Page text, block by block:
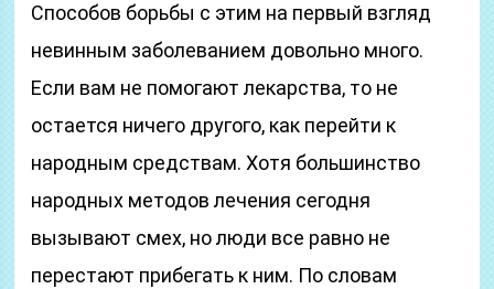
Способов борьбы с этим на первый взгляд
невинным заболеванием довольно много.
Если вам не помогают лекарства, то не
остается ничего другого, как перейти к
народным средствам. Хотя большинство
народных методов лечения сегодня
вызывают смех, но люди все равно не
перестают прибегать к ним. По словам